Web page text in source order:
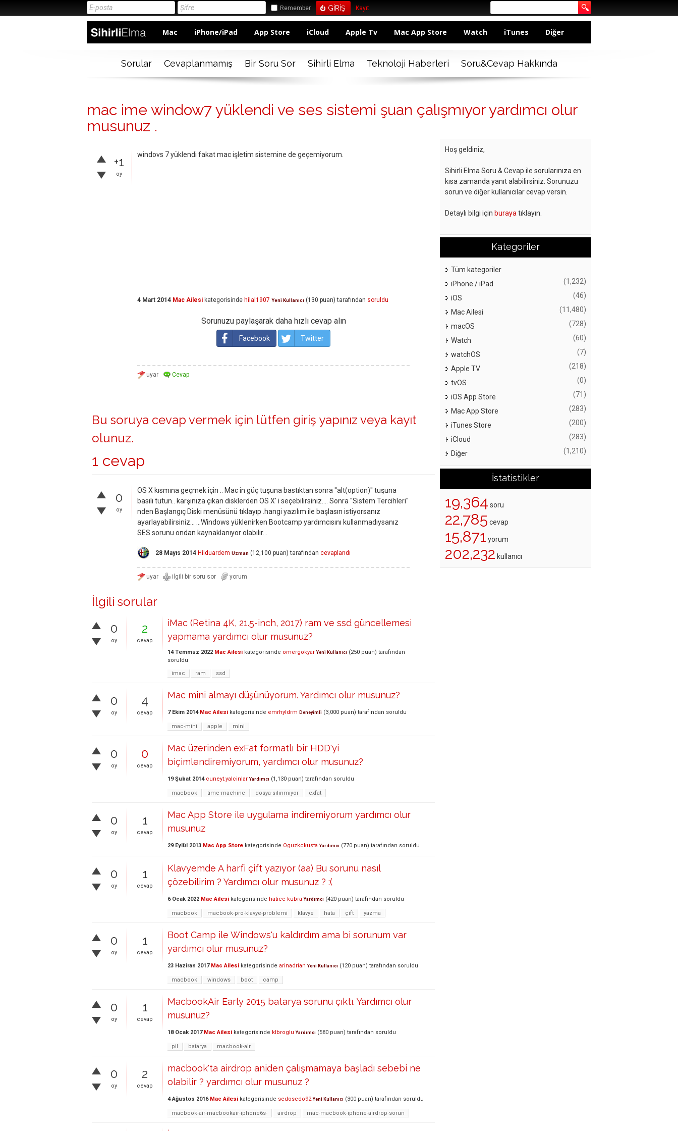
Remember Kayıt
Mac iPhone/iPad App Store iCloud Apple Tv Mac App Store Watch iTunes Diğer
Sorular Cevaplanmamış Bir Soru Sor Sihirli Elma Teknoloji Haberleri Soru&Cevap Hakkında
mac ime window7 yüklendi ve ses sistemi şuan çalışmıyor yardımcı olur
musunuz .
+1
oy
windovs 7 yüklendi fakat mac işletim sistemine de geçemiyorum.
4 Mart 2014 Mac Ailesi kategorisinde hilal1907 Yeni Kullanıcı (130 puan) tarafından soruldu
Sorunuzu paylaşarak daha hızlı cevap alın
Facebook Twitter
Bu soruya cevap vermek için lütfen giriş yapınız veya kayıt
olunuz.
1 cevap
0
oy
OS X kısmına geçmek için .. Mac in güç tuşuna bastıktan sonra ''alt(option)'' tuşuna
basılı tutun.. karşınıza çıkan disklerden OS X' i seçebilirsiniz.... Sonra ''Sistem Tercihleri''
nden Başlangıç Diski menüsünü tıklayıp .hangi yazılım ile başlasın istiyorsanız
ayarlayabilirsiniz... ...Windows yüklenirken Bootcamp yardımcısını kullanmadıysanız
SES sorunu ondan kaynaklanıyor olabilir...
28 Mayıs 2014 Hilduardem Uzman (12,100 puan) tarafından cevaplandı
İlgili sorular
0
oy
2
cevap
iMac (Retina 4K, 21.5-inch, 2017) ram ve ssd güncellemesi
yapmama yardımcı olur musunuz?
14 Temmuz 2022 Mac Ailesi kategorisinde omergokyar Yeni Kullanıcı (250 puan) tarafından
soruldu
imac
ram ssd
0
oy
4
cevap
Mac mini almayı düşünüyorum. Yardımcı olur musunuz?
7 Ekim 2014 Mac Ailesi kategorisinde emrhyldrm Deneyimli (3,000 puan) tarafından soruldu
mac-mini apple mini
0
oy
0
cevap
Mac üzerinden exFat formatlı bir HDD'yi
biçimlendiremiyorum, yardımcı olur musunuz?
19 Şubat 2014 cuneyt.yalcinlar Yardımcı (1,130 puan) tarafından soruldu
macbook time-machine dosya-silinmiyor exfat
0
oy
1
cevap
Mac App Store ile uygulama indiremiyorum yardımcı olur
musunuz
29 Eylül 2013 Mac App Store kategorisinde Oguzkckusta Yardımcı (770 puan) tarafından soruldu
0
oy
1
cevap
Klavyemde A harfi çift yazıyor (aa) Bu sorunu nasıl
çözebilirim ? Yardımcı olur musunuz ? :(
6 Ocak 2022 Mac Ailesi kategorisinde hatice kübra Yardımcı (420 puan) tarafından soruldu
macbook macbook-pro-klavye-problemi klavye hata çift yazma
0
oy
1
cevap
Boot Camp ile Windows'u kaldırdım ama bi sorunum var
yardımcı olur musunuz?
23 Haziran 2017 Mac Ailesi kategorisinde arinadrian Yeni Kullanıcı (120 puan) tarafından soruldu
macbook windows boot camp
0
oy
1
cevap
MacbookAir Early 2015 batarya sorunu çıktı. Yardımcı olur
musunuz?
18 Ocak 2017 Mac Ailesi kategorisinde klbroglu Yardımcı (580 puan) tarafından soruldu
pil batarya macbook-air
0
oy
2
cevap
macbook'ta airdrop aniden çalışmamaya başladı sebebi ne
olabilir ? yardımcı olur musunuz ?
4 Ağustos 2016 Mac Ailesi kategorisinde sedosedo92 Yeni Kullanıcı (300 puan) tarafından soruldu
macbook-air-macbookair-iphone6s- airdrop mac-macbook-iphone-airdrop-sorun
Hoş geldiniz,
Sihirli Elma Soru & Cevap ile sorularınıza en
kısa zamanda yanıt alabilirsiniz. Sorunuzu
sorun ve diğer kullanıcılar cevap versin.
Detaylı bilgi için buraya tıklayın.
Kategoriler
Tüm kategoriler
iPhone / iPad
(1,232)
iOS (46)
Mac Ailesi (11,480)
macOS (728)
Watch (60)
watchOS (7)
Apple TV (218)
tvOS (0)
iOS App Store (71)
Mac App Store (283)
iTunes Store (200)
iCloud (283)
Diğer (1,210)
İstatistikler
19,364 soru
22,785 cevap
15,871 yorum
202,232 kullanıcı